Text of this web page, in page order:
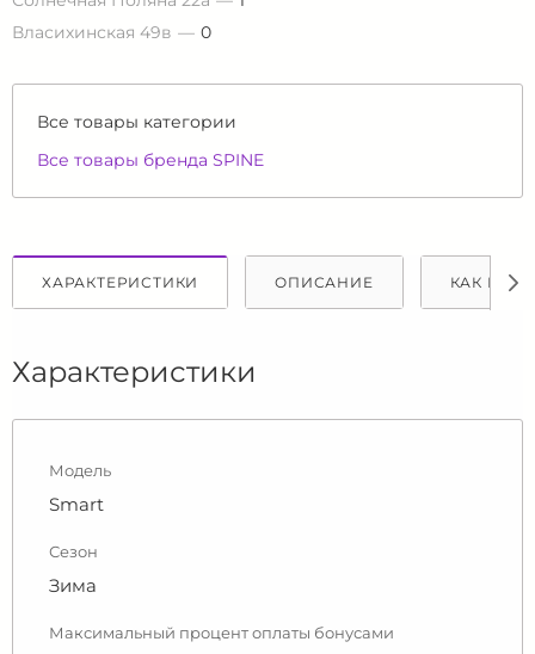
Власихинская 49в
0
Все товары категории
Все товары бренда SPINE
ХАРАКТЕРИСТИКИ ОПИСАНИЕ КАК
Характеристики
Модель
Smart
Сезон
Зима
Максимальный процент оплаты бонусами